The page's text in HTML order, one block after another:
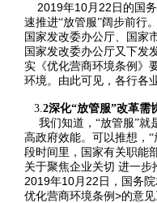
2019年10月 22 日的国
速推进“放管服”阔步前行
国家发改委办公厅、国家
国家发改委办公厅又下发
实《优化营商环境条例》
环境。由此可见，各行各
3.2深化“放管服”改革需
我们知道，“放管服”
高政府效能。可以推想，
段时间里，国家有关职能
关于聚焦企业关切 进一步
2019年10月 22 日，国务
优化营商环境条例 >的意